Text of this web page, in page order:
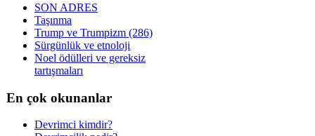
SON ADRES
Taşınma
Trump ve Trumpizm (286)
Sürgünlük ve etnoloji
Noel ödülleri ve gereksiz
tartışmaları
En çok okunanlar
Devrimci kimdir?